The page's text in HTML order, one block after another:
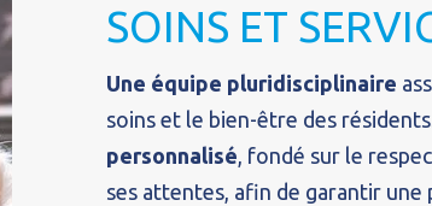
SOINS ET
Une équipe pluridisciplinaire
soins et le bien-être des
personnalisé, fondé sur le
ses attentes, afin de garantir une